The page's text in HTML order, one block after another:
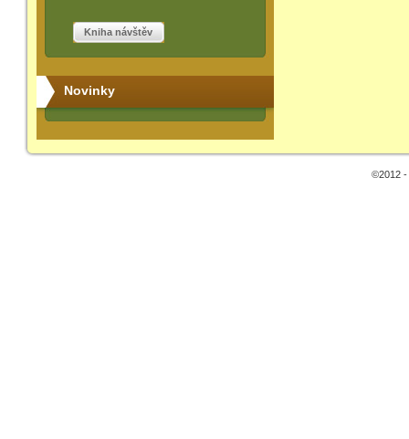
Kniha návštěv
Novinky
©2012 -